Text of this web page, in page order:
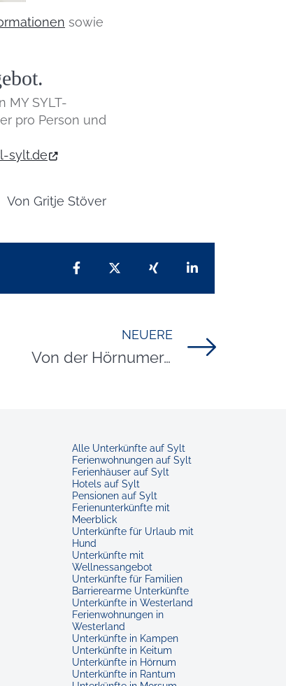
sowie
MY SYLT-
pro Person und
sylt.de
Von Gritje Stöver
Teilen auf Facebook
Teilen auf XTeilen auf Xing
Teilen auf
NEUERE
Titel für Beitrag
Von der Hörnumer Odde bis zum Lister Ellenbogen
Alle Unterkünfte auf Sylt
Ferienwohnungen auf Sylt
Ferienhäuser auf Sylt
Hotels auf Sylt
Pensionen auf Sylt
Ferienunterkünfte mit
Meerblick
Unterkünfte für Urlaub mit
Hund
Unterkünfte mit
Wellnessangebot
Unterkünfte für Familien
Barrierearme Unterkünfte
Unterkünfte in Westerland
Ferienwohnungen in
Westerland
Unterkünfte in Kampen
Unterkünfte in Keitum
Unterkünfte in Hörnum
Unterkünfte in Rantum